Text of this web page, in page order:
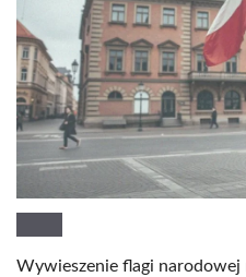
Wywieszenie flagi narodowej